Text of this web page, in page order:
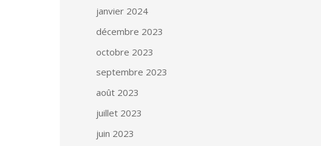
janvier 2024
décembre 2023
octobre 2023
septembre 2023
août 2023
juillet 2023
juin 2023